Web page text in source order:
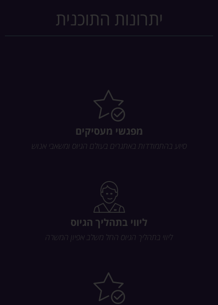
יתרונות התוכנית
מפגשי מעסיקים
סיוע בהתמודדות באתגרים בעולם הגיוס ומשאבי אנוש
ליווי בתהליך הגיוס
ליווי בתהליך הגיוס החל משלב אפיון המשרה